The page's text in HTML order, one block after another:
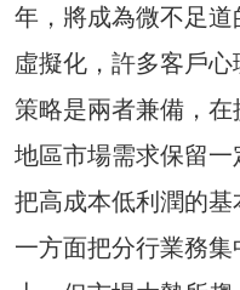
年，將成為微不足
虛擬化，許多客戶
策略是兩者兼備，
地區市場需求保留
把高成本低利潤的
一方面把分行業務